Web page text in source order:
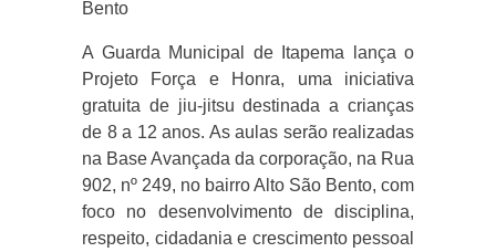
Bento
A Guarda Municipal de Itapema lança o
Projeto Força e Honra, uma iniciativa
gratuita de jiu-jitsu destinada a crianças
de 8 a 12 anos. As aulas serão realizadas
na Base Avançada da corporação, na Rua
902, nº 249, no bairro Alto São Bento, com
foco no desenvolvimento de disciplina,
respeito, cidadania e crescimento pessoal